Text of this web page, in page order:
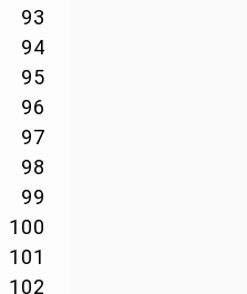
93
94
95
96
97
98
99
100
101
102